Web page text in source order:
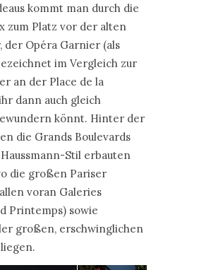
kommt man durch die
zum Platz vor der alten
der Opéra Garnier (als
im Vergleich zur
an der Place de la
dann auch gleich
könnt. Hinter der
die Grands Boulevards
Stil erbauten
die großen Pariser
voran Galeries
Printemps) sowie
großen, erschwinglichen